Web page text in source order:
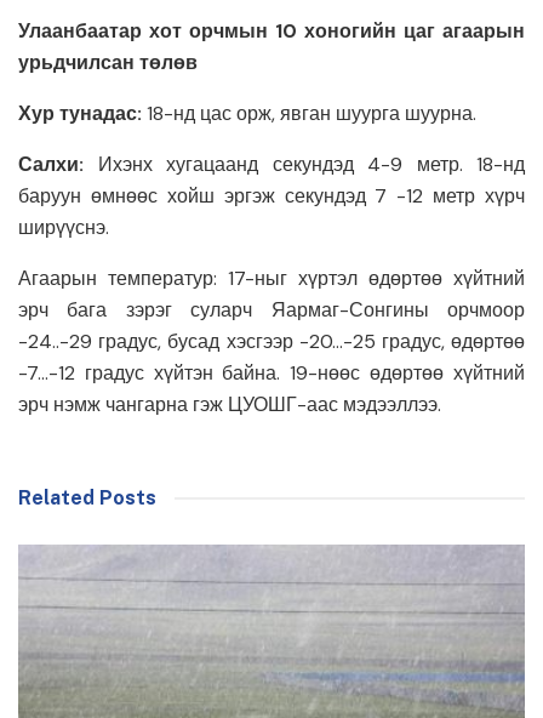
Улаанбаатар хот орчмын 10 хоногийн цаг агаарын
урьдчилсан төлөв
Хур тунадас: 18-нд цас орж, явган шуурга шуурна.
Салхи: Ихэнх хугацаанд секундэд 4-9 метр. 18-нд
баруун өмнөөс хойш эргэж секундэд 7 -12 метр хүрч
ширүүснэ.
Агаарын температур: 17-ныг хүртэл өдөртөө хүйтний
эрч бага зэрэг суларч Яармаг-Сонгины орчмоор
-24..-29 градус, бусад хэсгээр -20…-25 градус, өдөртөө
-7…-12 градус хүйтэн байна. 19-нөөс өдөртөө хүйтний
эрч нэмж чангарна гэж ЦУОШГ-аас мэдээллээ.
Related Posts